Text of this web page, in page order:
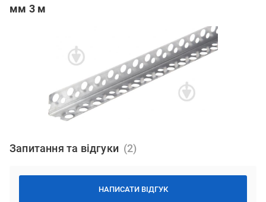
мм 3 м
Запитання та відгуки
НАПИСАТИ ВІДГУК